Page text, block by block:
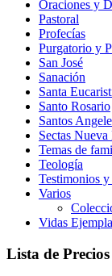
Oraciones y
Pastoral
Profecías
Purgatorio y
San José
Sanación
Santa
Santo Rosario
Santos
Sectas
Temas de
Teología
Testimonios
Varios
Vidas
Lista de